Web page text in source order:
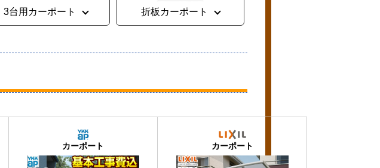
3台用カーポート 折板カーポート
カーポート カーポート